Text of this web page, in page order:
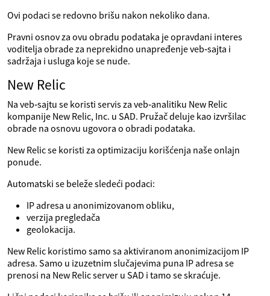
Ovi podaci se redovno brišu nakon nekoliko dana.
Pravni osnov za ovu obradu podataka je opravdani interes
voditelja obrade za neprekidno unapređenje veb‑sajta i
sadržaja i usluga koje se nude.
New Relic
Na veb‑sajtu se koristi servis za veb‑analitiku New Relic
kompanije New Relic, Inc. u SAD. Pružač deluje kao izvršilac
obrade na osnovu ugovora o obradi podataka.
New Relic se koristi za optimizaciju korišćenja naše onlajn
ponude.
Automatski se beleže sledeći podaci:
IP adresa u anonimizovanom obliku,
verzija pregledača
geolokacija.
New Relic koristimo samo sa aktiviranom anonimizacijom IP
adresa. Samo u izuzetnim slučajevima puna IP adresa se
prenosi na New Relic server u SAD i tamo se skraćuje.